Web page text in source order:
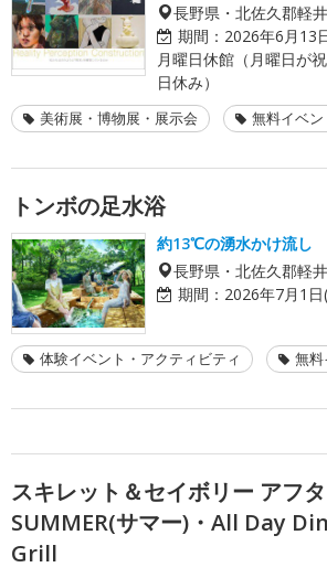
長野県・北佐久郡軽
期間： 2026年6月13
月曜日休館（月曜日が
日休み）
美術展・博物展・展示会 無料イベン
トンボの足水浴
約13℃の湧水かけ流し
長野県・北佐久郡軽
期間： 2026年7月1
体験イベント・アクティビティ 無料
スキレット＆セイボリー アフ
SUMMER(サマー)・All Day
Grill